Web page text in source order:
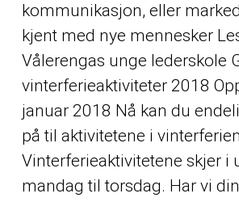
kommunikasjon, eller
kjent med nye mennesker
Vålerengas unge lederskole
vinterferieaktiviteter 2018
januar 2018 Nå kan du
på til aktivitetene i
Vinterferieaktivitetene skjer i
mandag til torsdag. Har vi